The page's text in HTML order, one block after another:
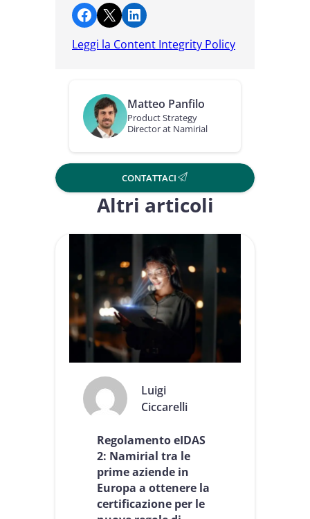
Condividi su Facebook Condividi su X Condividi su LinkedIn
Leggi la Content Integrity Policy
Matteo Panfilo
Product Strategy
Director at Namirial
CONTATTACI
Altri articoli
Luigi
Ciccarelli
Regolamento eIDAS
2: Namirial tra le
prime aziende in
Europa a ottenere la
certificazione per le